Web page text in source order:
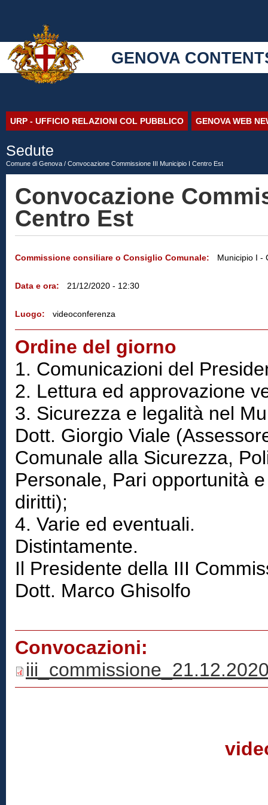
GENOVA
URP - UFFICIO RELAZIONI COL PUBBLICO GENOVA WEB
Sedute
Comune di Genova / Convocazione Commissione III Municipio I Centro Est
Convocazione
Centro Est
Commissione consiliare o Consiglio Comunale: Municipio I -
Data e ora: 21/12/2020 - 12:30
Luogo: videoconferenza
Ordine del giorno
1. Comunicazioni del
2. Lettura ed approvazione
3. Sicurezza e legalità nel
Dott. Giorgio Viale
Comunale alla Sicurezza,
Personale, Pari opportunità
diritti);
4. Varie ed eventuali.
Distintamente.
Il Presidente della III
Dott. Marco Ghisolfo
Convocazioni: